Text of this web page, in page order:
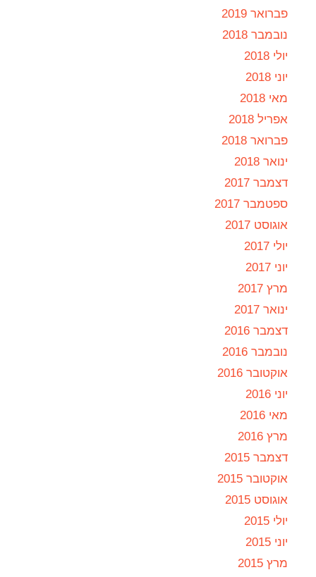
פברואר 2019
נובמבר 2018
יולי 2018
יוני 2018
מאי 2018
אפריל 2018
פברואר 2018
ינואר 2018
דצמבר 2017
ספטמבר 2017
אוגוסט 2017
יולי 2017
יוני 2017
מרץ 2017
ינואר 2017
דצמבר 2016
נובמבר 2016
אוקטובר 2016
יוני 2016
מאי 2016
מרץ 2016
דצמבר 2015
אוקטובר 2015
אוגוסט 2015
יולי 2015
יוני 2015
מרץ 2015